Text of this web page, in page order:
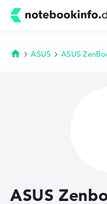
Startseite
ASUS ASUS
ASUS